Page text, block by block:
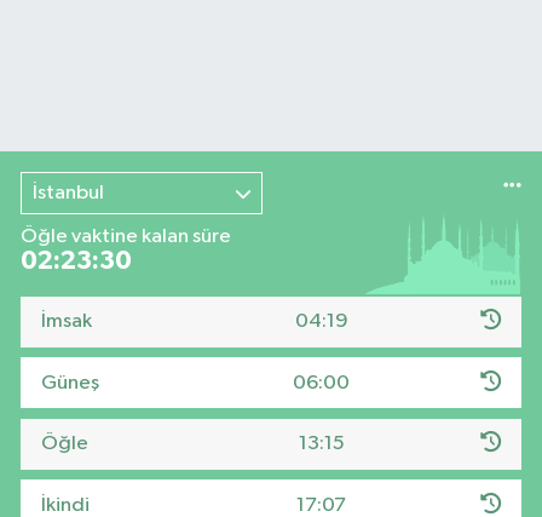
İstanbul
Öğle vaktine kalan süre
02:23:29
İmsak 04:19
Güneş 06:00
Öğle 13:15
İkindi 17:07